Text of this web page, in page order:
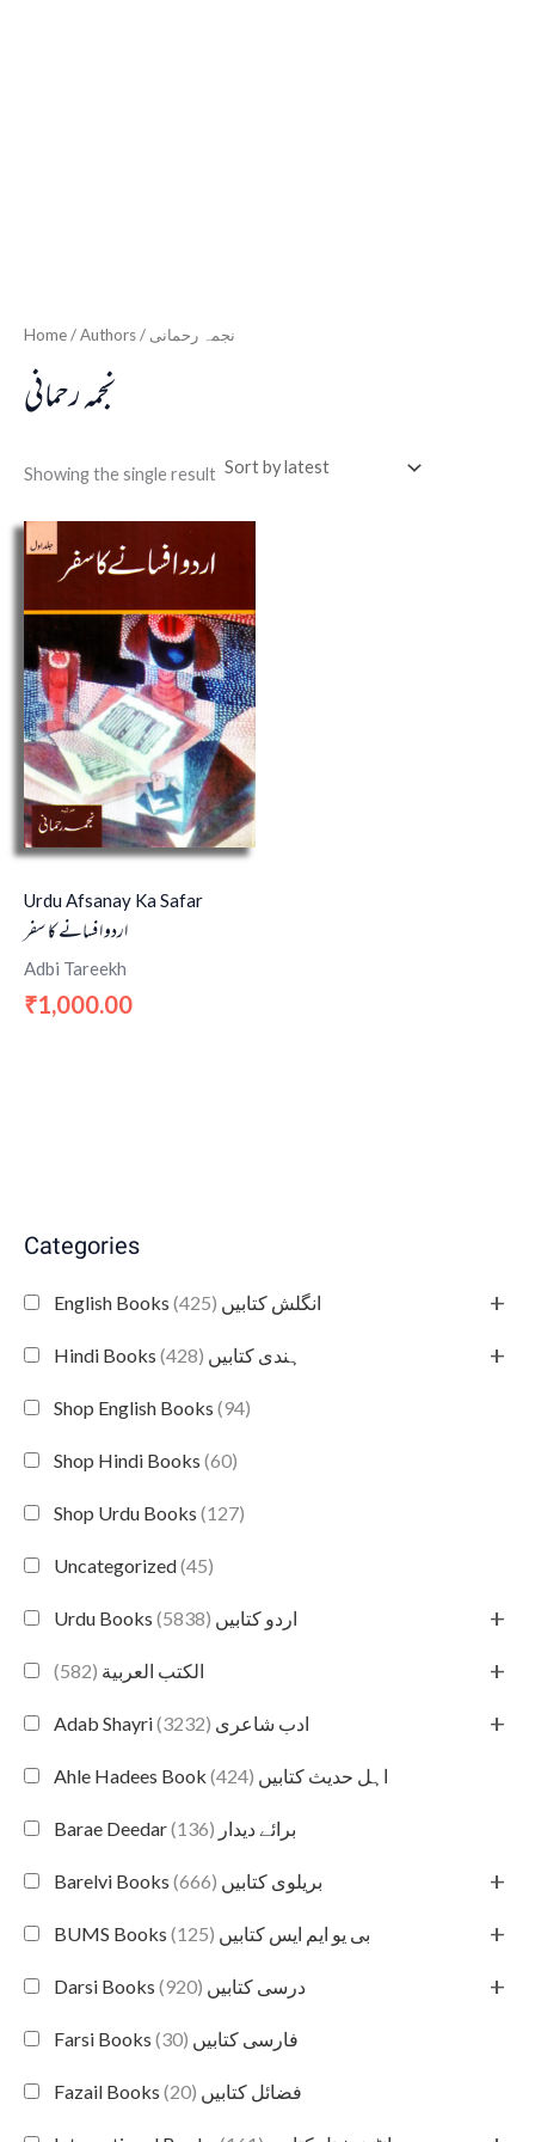
Categories
English Books انگلش کتابیں (425) +
Hindi Books ہندی کتابیں (428) +
Shop English Books (94)
Shop Hindi Books (60)
Shop Urdu Books (127)
Uncategorized(45)
Urdu Books اردو کتابیں (5838) +
الكتب العربية (582) +
Adab Shayri ادب شاعری (3232) +
Ahle Hadees Book اہل حدیث کتابیں (424)
Barae Deedar برائے دیدار (136)
Barelvi Books بریلوی کتابیں (666) +
BUMS Books بی یو ایم ایس کتابیں (125) +
Darsi Books درسی کتابیں (920) +
Farsi Books فارسی کتابیں (30)
Fazail Books فضائل کتابیں (20)
Home / Authors / نجمہ رحمانی
نجمہ رحمانی
Showing the single result
Urdu Afsanay Ka Safar
اردو افسانے کا سفر
Adbi Tareekh
₹1,000.00